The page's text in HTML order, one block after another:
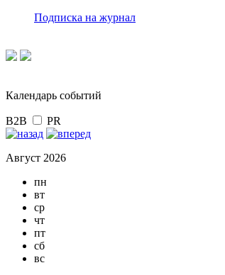
Подписка на журнал
Календарь событий
B2B PR
Август 2026
пн
вт
ср
чт
пт
сб
вс